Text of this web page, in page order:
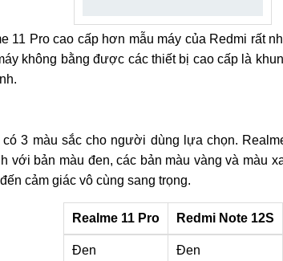
11 Pro cao cấp hơn mẫu máy của Redmi rất
không bằng được các thiết bị cao cấp là
3 màu sắc cho người dùng lựa chọn.
với bản màu đen, các bản màu vàng và màu
cảm giác vô cùng sang trọng.
Realme 11 Pro Redmi Note 12S
Đen Đen